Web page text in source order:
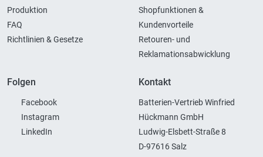
Produktion
FAQ
Richtlinien & Gesetze
Shopfunktionen &
Kundenvorteile
Retouren- und
Reklamationsabwicklung
Folgen
Facebook
Instagram
LinkedIn
Kontakt
Batterien-Vertrieb Winfried
Hückmann GmbH
Ludwig-Elsbett-Straße 8
D-97616 Salz